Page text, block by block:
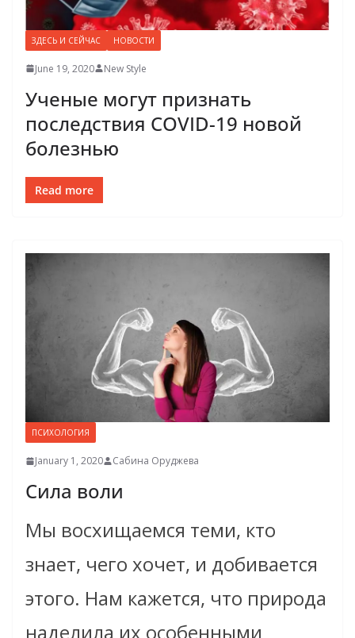
ЗДЕСЬ И СЕЙЧАС НОВОСТИ
June 19, 2020 New Style
Ученые могут признать
последствия COVID-19 новой
болезнью
Read more
ПСИХОЛОГИЯ
January 1, 2020 Сабина Оруджева
Сила воли
Мы восхищаемся теми, кто
знает, чего хочет, и добивается
этого. Нам кажется, что природа
наделила их особенными